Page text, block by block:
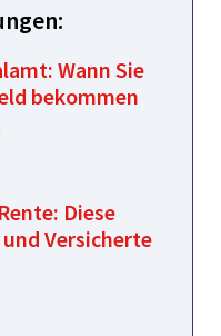
Wann Sie
bekommen
Diese
Versicherte